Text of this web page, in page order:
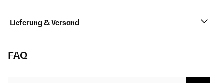
Lieferung & Versand
FAQ